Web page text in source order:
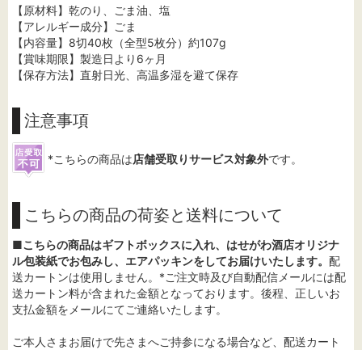
【原材料】乾のり、ごま油、塩
【アレルギー成分】ごま
【内容量】8切40枚（全型5枚分）約107g
【賞味期限】製造日より6ヶ月
【保存方法】直射日光、高温多湿を避て保存
注意事項
*こちらの商品は店舗受取りサービス対象外です。
こちらの商品の荷姿と送料について
■こちらの商品はギフトボックスに入れ、はせがわ酒店オリジナ
ル包装紙でお包みし、エアパッキンをしてお届けいたします。 配
送カートンは使用しません。*ご注文時及び自動配信メールには配
送カートン料が含まれた金額となっております。後程、正しいお
支払金額をメールにてご連絡いたします。
ご本人さまお届けで先さまへご持参になる場合など、配送カート